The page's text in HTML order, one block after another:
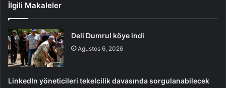
İlgili Makaleler
Deli Dumrul köye indi
Ağustos 6, 2026
LinkedIn yöneticileri tekelcilik davasında sorgulanabilecek